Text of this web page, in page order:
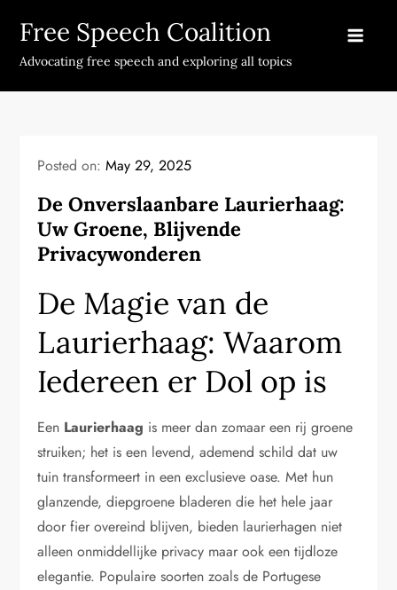
content
Free Speech Coalition
Advocating free speech and exploring all topics
Posted on:May 29, 2025
De Onverslaanbare Laurierhaag:
Uw Groene, Blijvende
Privacywonderen
De Magie van de
Laurierhaag: Waarom
Iedereen er Dol op is
Een Laurierhaag is meer dan zomaar een rij groene
struiken; het is een levend, ademend schild dat uw
tuin transformeert in een exclusieve oase. Met hun
glanzende, diepgroene bladeren die het hele jaar
door fier overeind blijven, bieden laurierhagen niet
alleen onmiddellijke privacy maar ook een tijdloze
elegantie. Populaire soorten zoals de Portugese